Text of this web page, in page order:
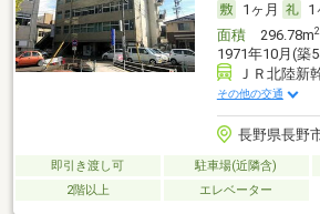
1ヶ月
1
面積296.78m2
1971年10月(築
ＪＲ北陸新
その他の交通
長野県長野
即引き渡し可 駐車場(近隣含)
2階以上
エレベーター